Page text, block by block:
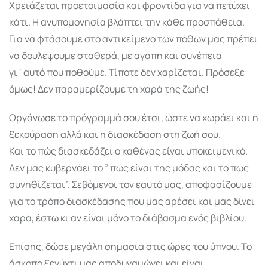
Χρειάζεται προετοιμασία και φροντίδα για να πετύχει
κάτι. Η ανυπομονησία βλάπτει την κάθε προσπάθεια.
Για να φτάσουμε στο αντικείμενο των πόθων μας πρέπει
να δουλέψουμε σταθερά, με αγάπη και συνέπεια
γι΄αυτό που ποθούμε. Τίποτε δεν χαρίζεται. Πρόσεξε
όμως! Δεν παραμερίζουμε τη χαρά της ζωής!
Οργάνωσε το πρόγραμμά σου έτσι, ώστε να χωράει και η
ξεκούραση αλλά και η διασκέδαση στη ζωή σου.
Και το πώς διασκεδάζει ο καθένας είναι υποκειμενικό.
Δεν μας κυβερνάει το ” πώς είναι της μόδας και το πώς
συνηθίζεται”. Σεβόμενοι τον εαυτό μας, αποφασίζουμε
για το τρόπο διασκέδασης που μας αρέσει και μας δίνει
χαρά, έστω κι αν είναι μόνο το διάβασμα ενός βιβλίου.
Επίσης, δώσε μεγάλη σημασία στις ώρες του ύπνου. Το